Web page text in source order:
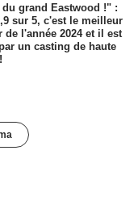
du grand Eastwood !" :
sur 5, c'est le meilleur
de l'année 2024 et il est
un casting de haute